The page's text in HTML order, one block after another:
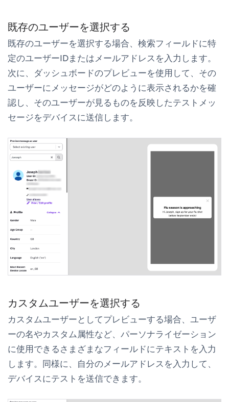
既存のユーザーを選択する
既存のユーザーを選択する場合、検索フィールドに特
定のユーザーIDまたはメールアドレスを入力します。
次に、ダッシュボードのプレビューを使用して、その
ユーザーにメッセージがどのように表示されるかを確
認し、そのユーザーが見るものを反映したテストメッ
セージをデバイスに送信します。
カスタムユーザーを選択する
カスタムユーザーとしてプレビューする場合、ユーザ
ーの名やカスタム属性など、パーソナライゼーション
に使用できるさまざまなフィールドにテキストを入力
します。同様に、自分のメールアドレスを入力して、
デバイスにテストを送信できます。